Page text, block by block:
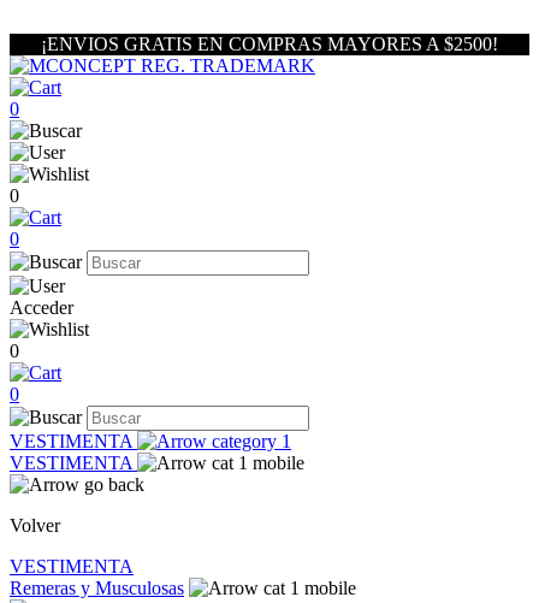
¡ENVIOS GRATIS EN COMPRAS MAYORES A $2500!
0
0
0
Acceder
0
0
VESTIMENTA
VESTIMENTA
Volver
VESTIMENTA
Remeras y Musculosas